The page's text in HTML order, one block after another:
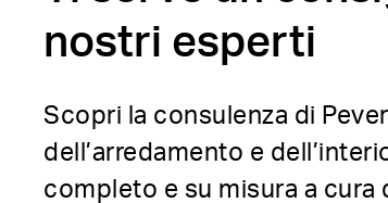
nostri esperti
Scopri la consulenza di
dell’arredamento e
completo e su misura a cura